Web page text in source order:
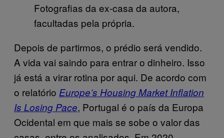
Fotografias da ex-casa da autora,
facultadas pela própria.
Depois de partirmos, o prédio será vendido.
A vida vai saindo para entrar o dinheiro. Isso
já está a virar rotina por aqui. De acordo com
o relatório Europe’s Housing Market Inflation
Is Losing Pace, Portugal é o país da Europa
Ocidental em que mais se sobe o valor das